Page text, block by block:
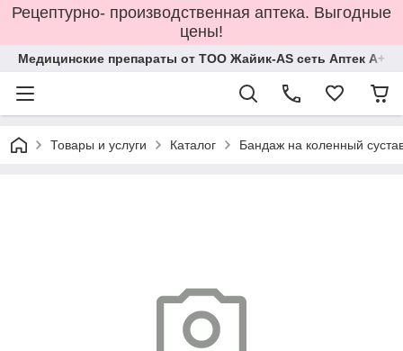
Рецептурно- производственная аптека. Выгодные
цены!
Медицинские препараты от ТОО Жайик-AS сеть Аптек А+
Товары и услуги Каталог Бандаж на коленный